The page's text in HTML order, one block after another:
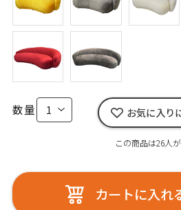
数量 お気に入り
この商品は26人
カートに入れ